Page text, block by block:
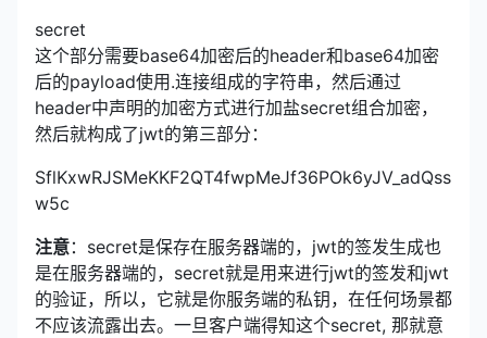
secret
这个部分需要base64加密后的header和base64加密
后的payload使用.连接组成的字符串，然后通过
header中声明的加密方式进行加盐secret组合加密，
然后就构成了jwt的第三部分：
SflKxwRJSMeKKF2QT4fwpMeJf36POk6yJV_adQss
w5c
注意：secret是保存在服务器端的，jwt的签发生成也
是在服务器端的，secret就是用来进行jwt的签发和jwt
的验证，所以，它就是你服务端的私钥，在任何场景都
不应该流露出去。一旦客户端得知这个secret, 那就意